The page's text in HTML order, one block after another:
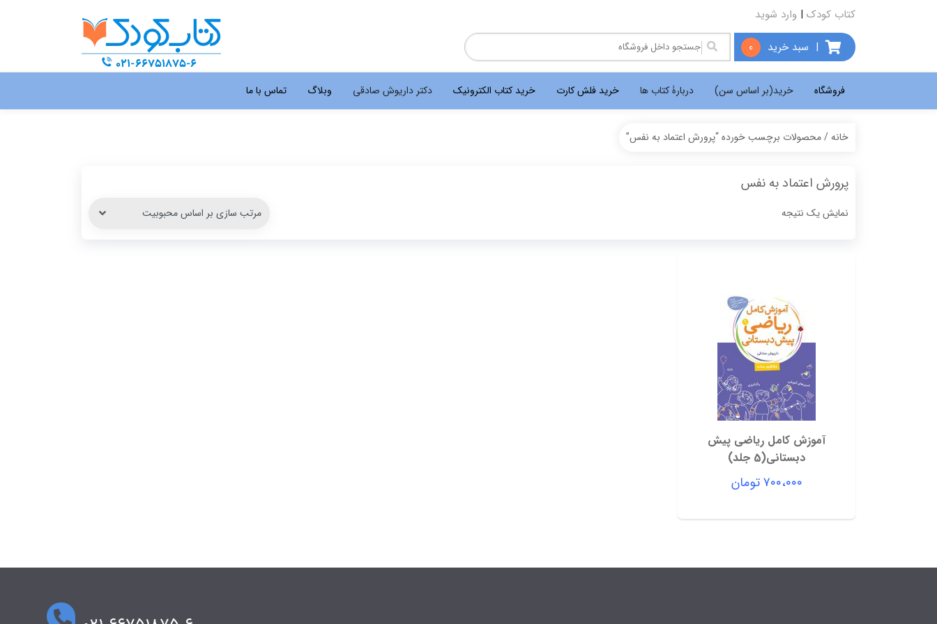
کتاب کودک | وارد شوید
| سبد خرید 0
فروشگاه خرید(بر اساس سن) دربارۀ کتاب ها خرید فلش کارت خرید کتاب الکترونیک دکتر داریوش صادقی وبلاگ تماس با ما
خانه/ محصولات برچسب خورده “پرورش اعتماد به نفس”
پرورش اعتماد به نفس
نمایش یک نتیجه
آموزش کامل ریاضی پیش
دبستانی(5 جلد)
۷۰۰،۰۰۰تومان